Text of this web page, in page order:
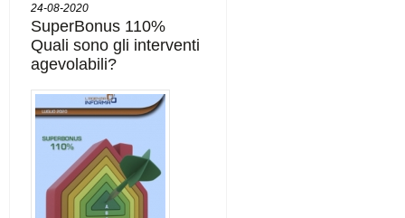
24-08-2020
SuperBonus 110%
Quali sono gli interventi
agevolabili?